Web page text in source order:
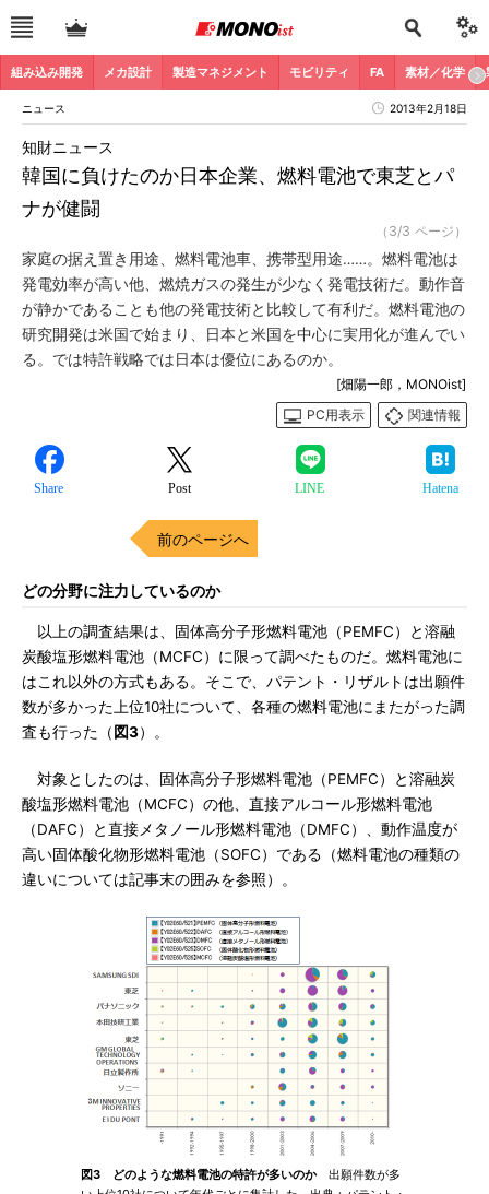
組み込み開発 メカ設計 製造マネジメント モビリティ FA 素材／化学
ニュース 2013年2月18日
韓国に負けたのか日本企業、燃料電池で東芝とパ
ナが健闘
知財ニュース
（3/3 ページ）
家庭の据え置き用途、燃料電池車、携帯型用途……。燃料電池は
発電効率が高い他、燃焼ガスの発生が少なく発電技術だ。動作音
が静かであることも他の発電技術と比較して有利だ。燃料電池の
研究開発は米国で始まり、日本と米国を中心に実用化が進んでい
る。では特許戦略では日本は優位にあるのか。
[畑陽一郎，MONOist]
PC用表示
関連情報
Share Post LINE Hatena
前のページへ
どの分野に注力しているのか
以上の調査結果は、固体高分子形燃料電池（PEMFC）と溶融
炭酸塩形燃料電池（MCFC）に限って調べたものだ。燃料電池に
はこれ以外の方式もある。そこで、パテント・リザルトは出願件
数が多かった上位10社について、各種の燃料電池にまたがった調
査も行った（ 図3）。
対象としたのは、固体高分子形燃料電池（PEMFC）と溶融炭
酸塩形燃料電池（MCFC）の他、直接アルコール形燃料電池
（DAFC）と直接メタノール形燃料電池（DMFC）、動作温度が
高い固体酸化物形燃料電池（SOFC）である（燃料電池の種類の
違いについては記事末の囲みを参照）。
図3 どのような燃料電池の特許が多いのか出願件数が多